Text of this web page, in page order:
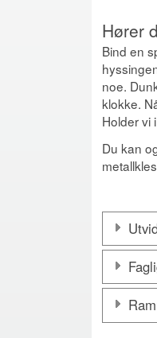
Hører
Bind en
noe.
klokke.
Holder vi
Du kan